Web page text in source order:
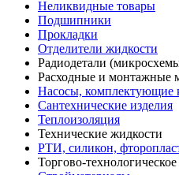
Неликвидные товары
Подшипники
Прокладки
Отделители жидкости
Радиодетали
Расходные и монтажные
Насосы, комплектующие
Сантехнические изделия
Теплоизоляция
Технические жидкости
РТИ, силикон,
Торгово-